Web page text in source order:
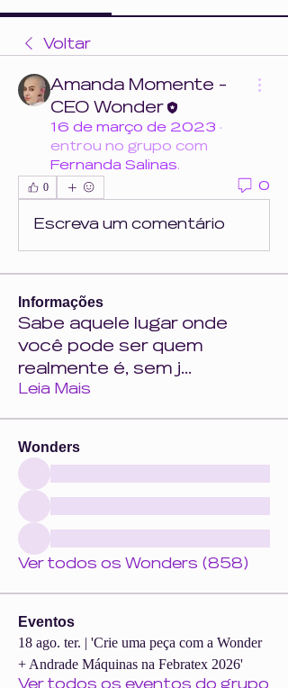
Voltar
Amanda Momente -
CEO Wonder
16 de março de 2023 ·
entrou no grupo com
Fernanda Salinas.
0 0
Escreva um comentário
Informações
Sabe aquele lugar onde
você pode ser quem
realmente é, sem j...
Leia Mais
Wonders
Ver todos os Wonders (858)
Eventos
18 ago. ter. | 'Crie uma peça com a Wonder
+ Andrade Máquinas na Febratex 2026'
Ver todos os eventos do grupo